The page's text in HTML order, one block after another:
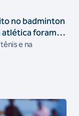
no badminton
atlética foram
e na